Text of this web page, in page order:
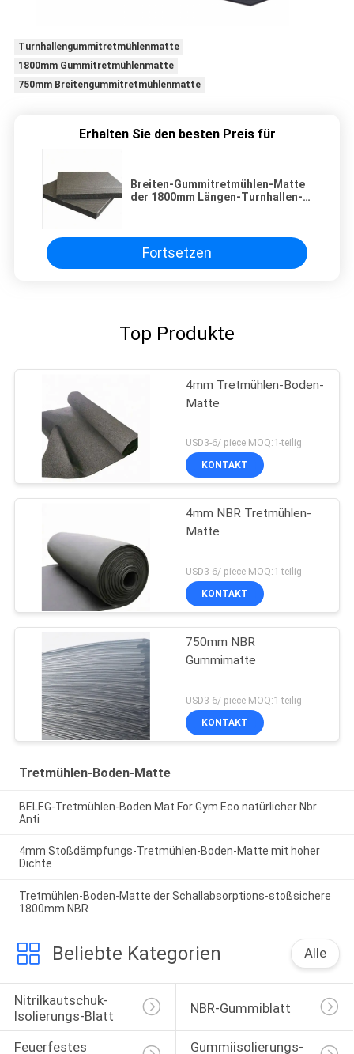
Turnhallengummitretmühlenmatte
1800mm Gummitretmühlenmatte
750mm Breitengummitretmühlenmatte
Erhalten Sie den besten Preis für
Breiten-Gummitretmühlen-Matte
der 1800mm Längen-Turnhallen-
Fortsetzen
Top Produkte
4mm Tretmühlen-Boden-
Matte
USD3-6/ piece MOQ:1-teilig
KONTAKT
4mm NBR Tretmühlen-
Matte
USD3-6/ piece MOQ:1-teilig
KONTAKT
750mm NBR
Gummimatte
USD3-6/ piece MOQ:1-teilig
KONTAKT
Tretmühlen-Boden-Matte
BELEG-Tretmühlen-Boden Mat For Gym Eco natürlicher Nbr
Anti
4mm Stoßdämpfungs-Tretmühlen-Boden-Matte mit hoher
Dichte
Tretmühlen-Boden-Matte der Schallabsorptions-stoßsichere
1800mm NBR
Beliebte Kategorien Alle
Nitrilkautschuk-
Isolierungs-Blatt
NBR-Gummiblatt
Feuerfestes Gummiisolierungs-